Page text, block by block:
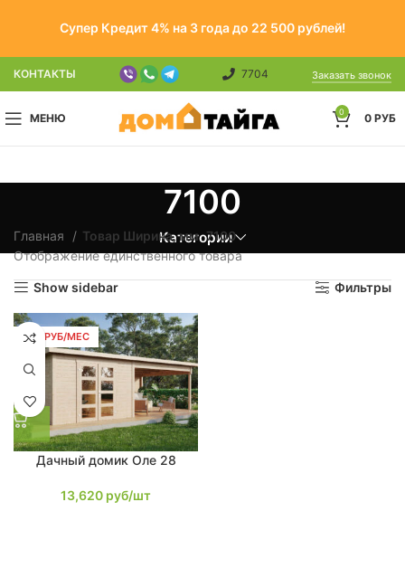
Супер Кредит 4% на 3 года до 22 500 рублей!
КОНТАКТЫ 7704 Заказать звонок
МЕНЮ 0 0 РУБ
7100
Категории
Главная Товар Ширина, мм 7100
Отображение единственного товара
Show sidebar Фильтры
259 РУБ/МЕС
Дачный домик Оле 28
13,620 руб/шт